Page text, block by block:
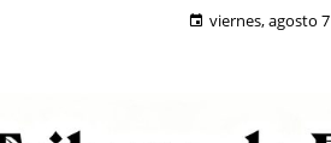
viernes, agosto 7